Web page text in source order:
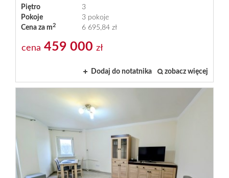
Piętro
3
Pokoje
3 pokoje
Cena za m2 6 695,84 zł
cena 459 000 zł
Dodaj do notatnika zobacz więcej